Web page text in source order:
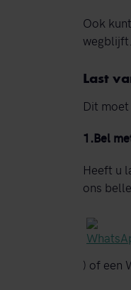
Ook
wegblijft.
Last
Dit
1.Bel
Heeft u
ons
) of een